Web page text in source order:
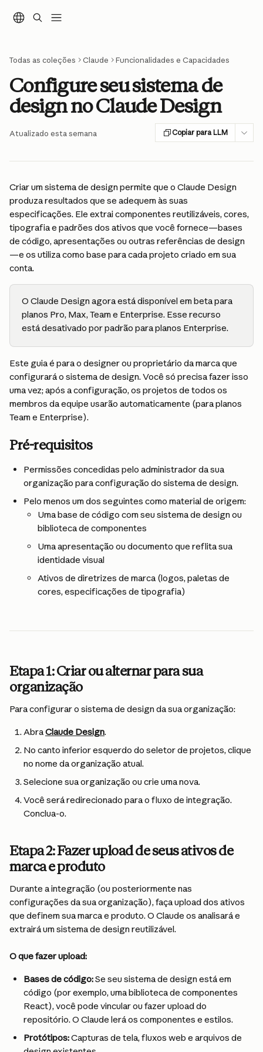
Todas as coleções Claude Funcionalidades e Capacidades
Configure seu sistema de
design no Claude Design
Atualizado esta semana Copiar para LLM
Criar um sistema de design permite que o Claude Design
produza resultados que se adequem às suas
especificações. Ele extrai componentes reutilizáveis, cores,
tipografia e padrões dos ativos que você fornece—bases
de código, apresentações ou outras referências de design
—e os utiliza como base para cada projeto criado em sua
conta.
O Claude Design agora está disponível em beta para
planos Pro, Max, Team e Enterprise. Esse recurso
está desativado por padrão para planos Enterprise.
Este guia é para o designer ou proprietário da marca que
configurará o sistema de design. Você só precisa fazer isso
uma vez; após a configuração, os projetos de todos os
membros da equipe usarão automaticamente (para planos
Team e Enterprise).
Pré-requisitos
Permissões concedidas pelo administrador da sua
organização para configuração do sistema de design.
Pelo menos um dos seguintes como material de origem:
Uma base de código com seu sistema de design ou
biblioteca de componentes
Uma apresentação ou documento que reflita sua
identidade visual
Ativos de diretrizes de marca (logos, paletas de
cores, especificações de tipografia)
Etapa 1: Criar ou alternar para sua
organização
Para configurar o sistema de design da sua organização:
Abra Claude Design.
No canto inferior esquerdo do seletor de projetos, clique
no nome da organização atual.
Selecione sua organização ou crie uma nova.
Você será redirecionado para o fluxo de integração.
Conclua-o.
Etapa 2: Fazer upload de seus ativos de
marca e produto
Durante a integração (ou posteriormente nas
configurações da sua organização), faça upload dos ativos
que definem sua marca e produto. O Claude os analisará e
extrairá um sistema de design reutilizável.
O que fazer upload:
Bases de código: Se seu sistema de design está em
código (por exemplo, uma biblioteca de componentes
React), você pode vincular ou fazer upload do
repositório. O Claude lerá os componentes e estilos.
Protótipos: Capturas de tela, fluxos web e arquivos de